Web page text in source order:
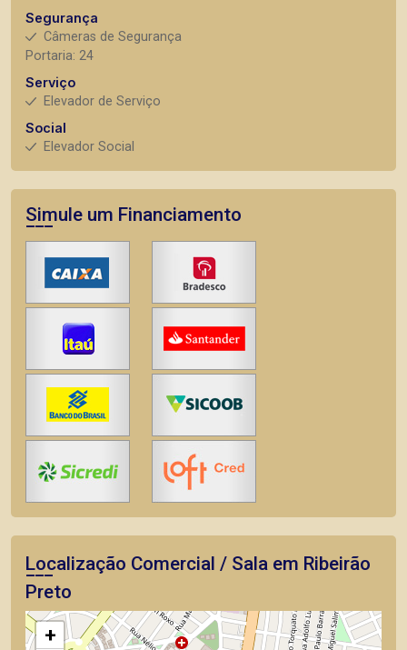
Segurança
Câmeras de Segurança
Portaria: 24
Serviço
Elevador de Serviço
Social
Elevador Social
Simule um Financiamento
Localização Comercial / Sala em Ribeirão
Preto
+